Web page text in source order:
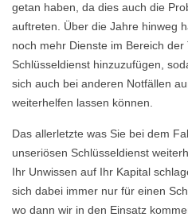
getan haben, da dies auch die
auftreten. Über die Jahre hinweg
noch mehr Dienste im Bereich
Schlüsseldienst hinzuzufügen,
sich auch bei anderen Notfällen
weiterhelfen lassen können.
Das allerletzte was Sie bei dem
unseriösen Schlüsseldienst
Ihr Unwissen auf Ihr Kapital
sich dabei immer nur für einen
wo dann wir in den Einsatz